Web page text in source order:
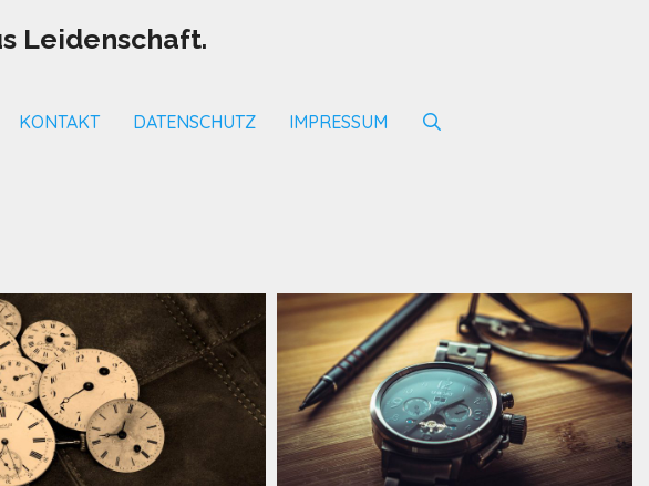
Leidenschaft.
KONTAKT DATENSCHUTZ IMPRESSUM